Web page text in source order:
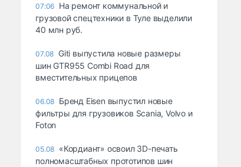
07:06 На ремонт коммунальной и
грузовой спецтехники в Туле выделили
40 млн руб.
07.08 Giti выпустила новые размеры
шин GTR955 Combi Road для
вместительных прицепов
06.08 Бренд Eisen выпустил новые
фильтры для грузовиков Scania, Volvo и
Foton
05.08 «Кордиант» освоил 3D-печать
полномасштабных прототипов шин